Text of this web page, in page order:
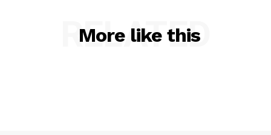
More like this
RELATED